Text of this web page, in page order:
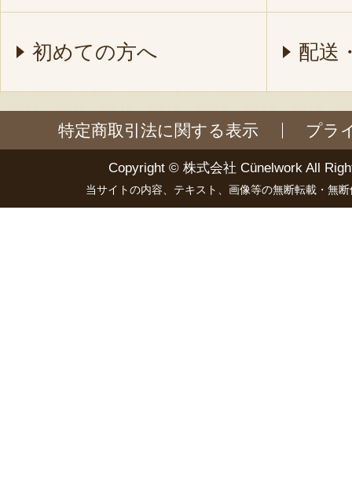
初めての方へ 配送
特定商取引法に関する表示 プラ
Copyright © 株式会社 Cünelwork All
当サイトの内容、テキスト、画像等の無断転載・無